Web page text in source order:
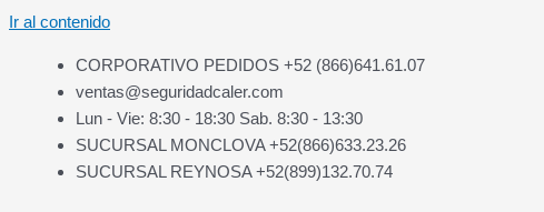
Ir al contenido
CORPORATIVO PEDIDOS +52 (866)641.61.07
ventas@seguridadcaler.com
Lun - Vie: 8:30 - 18:30 Sab. 8:30 - 13:30
SUCURSAL MONCLOVA +52(866)633.23.26
SUCURSAL REYNOSA +52(899)132.70.74